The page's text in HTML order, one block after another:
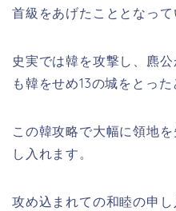
首級をあげたこととなって
史実では韓を攻撃し、麃
も韓をせめ13の城をとった
この韓攻略で大幅に領地
し入れます。
攻め込まれての和睦の申